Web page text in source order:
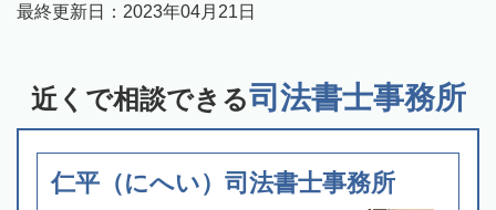
最終更新日： 2023年04月21日
近くで相談できる司法書士事務所
仁平（にへい）司法書士事務所